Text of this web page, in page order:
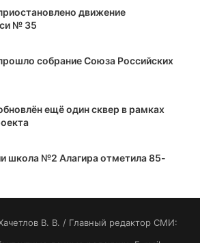
движение
№ 35
собрание Союза Российских
ещё один сквер в рамках
школа №2 Алагира отметила 85-
B. B. / Главный редактор СМИ: